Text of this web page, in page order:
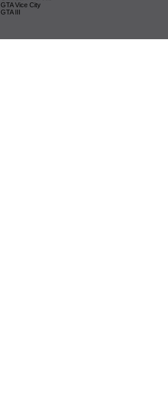
GTA Vice City
GTA III